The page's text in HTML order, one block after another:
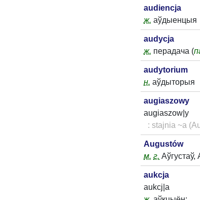
audiencja
ж. аўдыенцыя
audycja
ж. перадача (
audytorium
н. аўдыторыя
augiaszowy
augiaszow|y
: stajnia ~a
Augustów
м. г. Аўгустаў,
aukcja
aukcj|a